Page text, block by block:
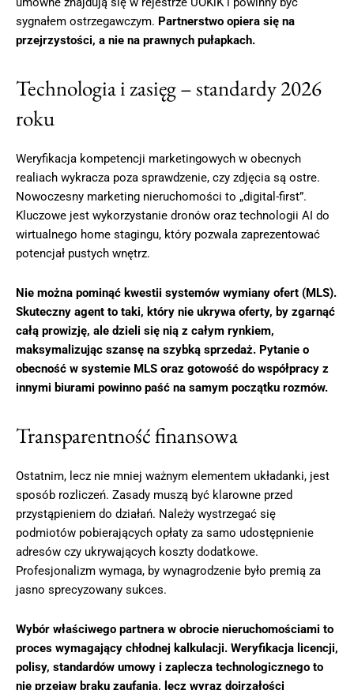
sygnałem ostrzegawczym. Partnerstwo opiera się na
przejrzystości, a nie na prawnych pułapkach.
Technologia i zasięg – standardy 2026
roku
Weryfikacja kompetencji marketingowych w obecnych
realiach wykracza poza sprawdzenie, czy zdjęcia są ostre.
Nowoczesny marketing nieruchomości to „digital-first”.
Kluczowe jest wykorzystanie dronów oraz technologii AI do
wirtualnego home stagingu, który pozwala zaprezentować
potencjał pustych wnętrz.
Nie można pominąć kwestii systemów wymiany ofert (MLS).
Skuteczny agent to taki, który nie ukrywa oferty, by zgarnąć
całą prowizję, ale dzieli się nią z całym rynkiem,
maksymalizując szansę na szybką sprzedaż. Pytanie o
obecność w systemie MLS oraz gotowość do współpracy z
innymi biurami powinno paść na samym początku rozmów.
Transparentność finansowa
Ostatnim, lecz nie mniej ważnym elementem układanki, jest
sposób rozliczeń. Zasady muszą być klarowne przed
przystąpieniem do działań. Należy wystrzegać się
podmiotów pobierających opłaty za samo udostępnienie
adresów czy ukrywających koszty dodatkowe.
Profesjonalizm wymaga, by wynagrodzenie było premią za
jasno sprecyzowany sukces.
Wybór właściwego partnera w obrocie nieruchomościami to
proces wymagający chłodnej kalkulacji. Weryfikacja licencji,
polisy, standardów umowy i zaplecza technologicznego to
nie przejaw braku zaufania, lecz wyraz dojrzałości